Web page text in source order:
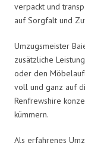
verpackt und
auf Sorgfalt und
Umzugsmeister
zusätzliche
oder den
voll und ganz auf
Renfrewshire
kümmern.
Als erfahrenes